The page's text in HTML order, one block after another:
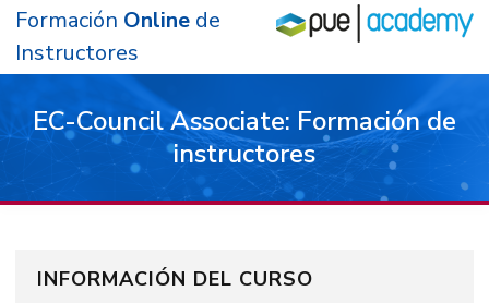
Formación Online de
Instructores
EC-Council Associate: Formación de
instructores
Curso Introducción al Ethical Hacking.
Certificación E|HA - Online
INFORMACIÓN DEL CURSO